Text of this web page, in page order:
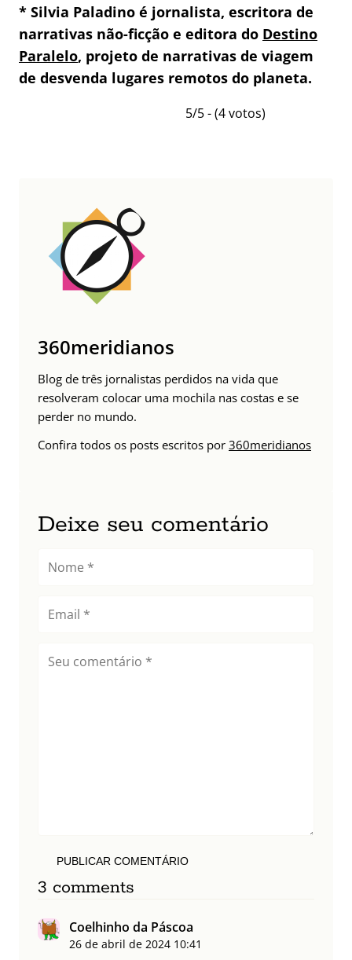
* Silvia Paladino é jornalista, escritora de
narrativas não-ficção e editora do Destino
Paralelo, projeto de narrativas de viagem
de desvenda lugares remotos do planeta.
5/5 - (4 votos)
360meridianos
Blog de três jornalistas perdidos na vida que
resolveram colocar uma mochila nas costas e se
perder no mundo.
Confira todos os posts escritos por 360meridianos
Deixe seu comentário
PUBLICAR COMENTÁRIO
3 comments
Coelhinho da Páscoa
26 de abril de 2024 10:41